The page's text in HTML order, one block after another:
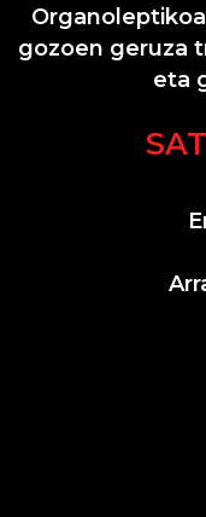
gozoen geruza
eta